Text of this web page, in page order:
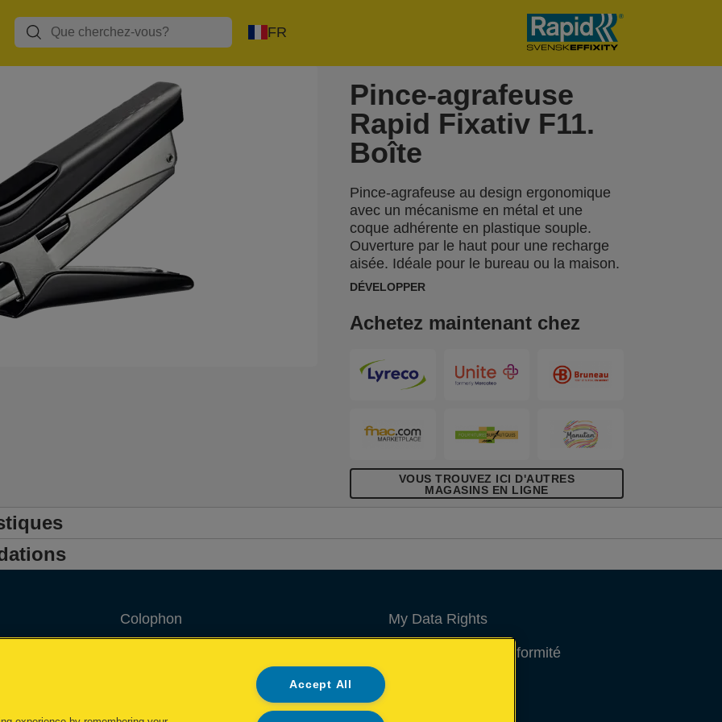
FR
Pince-agrafeuse
Rapid Fixativ F11.
Boîte
Pince-agrafeuse au design ergonomique
avec un mécanisme en métal et une
coque adhérente en plastique souple.
Ouverture par le haut pour une recharge
aisée. Idéale pour le bureau ou la maison.
DÉVELOPPER
Achetez maintenant chez
VOUS TROUVEZ ICI D'AUTRES
MAGASINS EN LIGNE
Colophon
Politique concernant les cookies
My Data Rights
Déclarations de conformité
Accept All